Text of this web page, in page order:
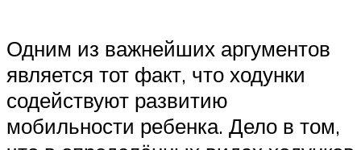
Одним из важнейших аргументов
является тот факт, что ходунки
содействуют развитию
мобильности ребенка. Дело в том,